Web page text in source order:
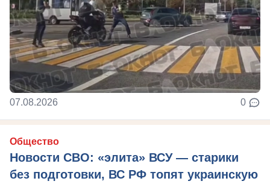
07.08.2026 0
Общество
Новости СВО: «элита» ВСУ — старики
без подготовки, ВС РФ топят украинскую